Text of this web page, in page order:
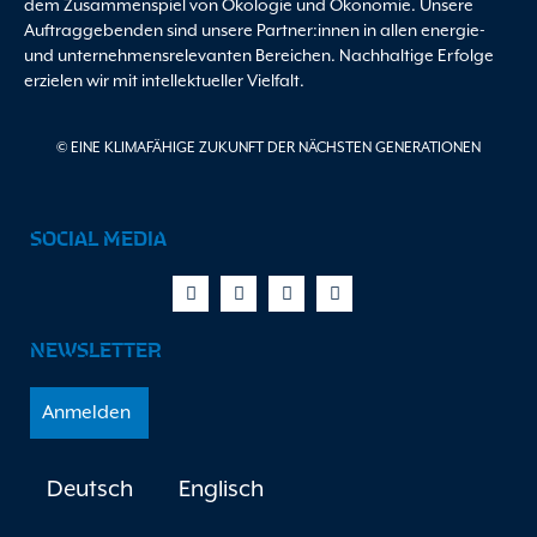
dem Zusammenspiel von Ökologie und Ökonomie. Unsere
Auftraggebenden sind unsere Partner:innen in allen energie-
und unternehmensrelevanten Bereichen. Nachhaltige Erfolge
erzielen wir mit intellektueller Vielfalt.
© EINE KLIMAFÄHIGE ZUKUNFT DER NÄCHSTEN GENERATIONEN
SOCIAL MEDIA
Facebook-
f
X-
twitter
YoutubeLinkedin
NEWSLETTER
Anmelden
Deutsch Englisch